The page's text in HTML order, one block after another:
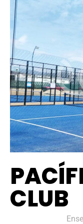
CLUB